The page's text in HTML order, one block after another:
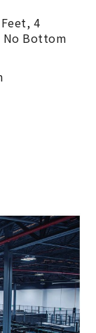
4
No Bottom